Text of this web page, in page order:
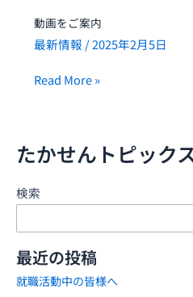
就職活動に
動画をご案内
最新情報 /2025年2月5日
活
動
に
役
メ
ジ
動
画
を
ご
案
Read More »
たかせんトピック
検索
最近の投稿
就職活動中の皆様へ